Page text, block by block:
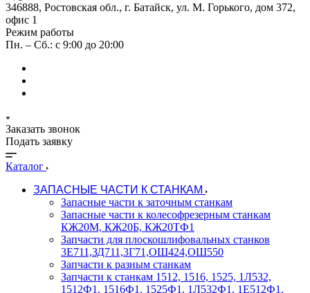
346888, Ростовская обл., г. Батайск, ул. М. Горького, дом 372,
офис 1
Режим работы
Пн. – Сб.: с 9:00 до 20:00
Заказать звонок
Подать заявку
Каталог
ЗАПАСНЫЕ ЧАСТИ К СТАНКАМ
Запасные части к заточным станкам
Запасные части к колесофрезерным станкам
КЖ20М, КЖ20Б, КЖ20ТФ1
Запчасти для плоскошлифовальных станков
3Е711,ЗД711,3Г71,ОШ424,ОШ550
Запчасти к разным станкам
Запчасти к станкам 1512, 1516, 1525, 1Л532,
1512Ф1, 1516Ф1, 1525Ф1, 1Л532Ф1, 1Е512Ф1,